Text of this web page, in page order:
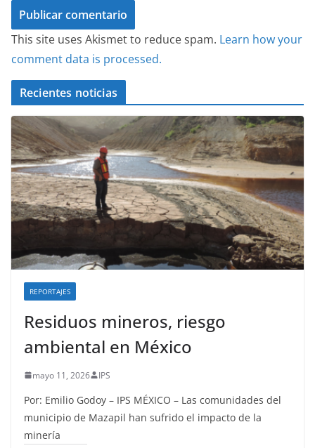
This site uses Akismet to reduce spam. Learn how your
comment data is processed.
Recientes noticias
REPORTAJES
Residuos mineros, riesgo
ambiental en México
mayo 11, 2026 IPS
Por: Emilio Godoy – IPS MÉXICO – Las comunidades del
municipio de Mazapil han sufrido el impacto de la
minería